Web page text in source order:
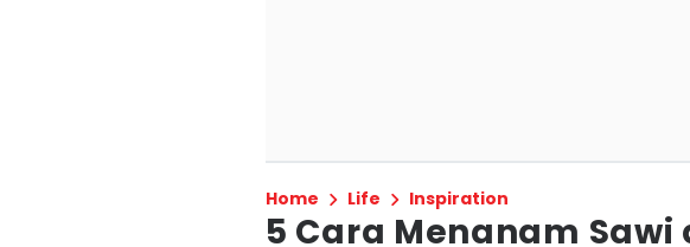
Home Life Inspiration
5 Cara Menanam Sawi